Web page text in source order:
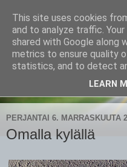
kammen- ja
PERJANTAI 6. MARRASKUUTA
Omalla kylällä
This site uses cookies
and to analyze traffic.
shared with Google along
metrics to ensure quality
statistics, and to detect
LEARN